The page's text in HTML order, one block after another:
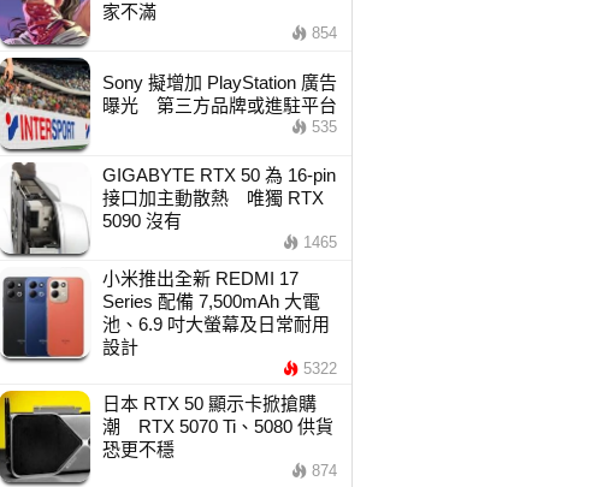
家不滿
854
Sony 擬增加 PlayStation 廣告
曝光 第三方品牌或進駐平台
535
GIGABYTE RTX 50 為 16-pin
接口加主動散熱 唯獨 RTX
5090 沒有
1465
小米推出全新 REDMI 17
Series 配備 7,500mAh 大電
池、6.9 吋大螢幕及日常耐用
設計
5322
日本 RTX 50 顯示卡掀搶購
潮 RTX 5070 Ti、5080 供貨
恐更不穩
874